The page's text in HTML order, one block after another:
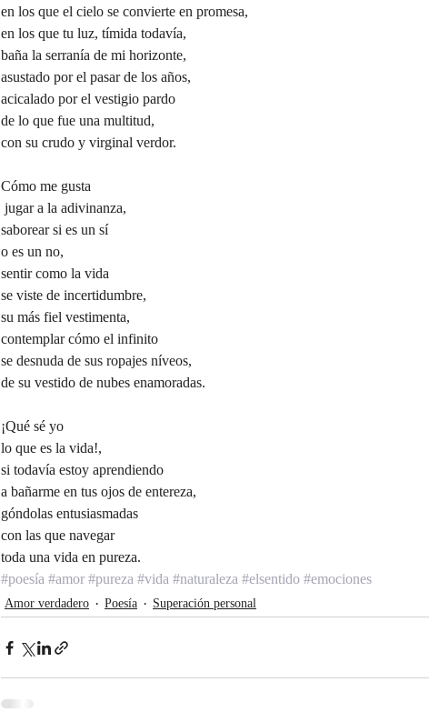
en los que el cielo se convierte en promesa,
en los que tu luz, tímida todavía,
baña la serranía de mi horizonte,
asustado por el pasar de los años,
acicalado por el vestigio pardo
de lo que fue una multitud,
con su crudo y virginal verdor.
Cómo me gusta
jugar a la adivinanza,
saborear si es un sí
o es un no,
sentir como la vida
se viste de incertidumbre,
su más fiel vestimenta,
contemplar cómo el infinito
se desnuda de sus ropajes níveos,
de su vestido de nubes enamoradas.
¡Qué sé yo
lo que es la vida!,
si todavía estoy aprendiendo
a bañarme en tus ojos de entereza,
góndolas entusiasmadas
con las que navegar
toda una vida en pureza.
#poesía #amor #pureza #vida #naturaleza #elsentido #emociones
Amor verdadero Poesía Superación personal